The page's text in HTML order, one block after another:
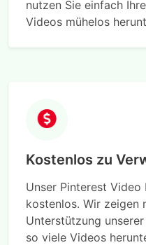
nutzen Sie einfach
Videos mühelos
Kostenlos zu
Unser Pinterest
kostenlos. Wir zeigen
Unterstützung
so viele Videos